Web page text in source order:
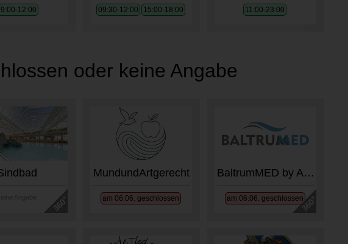
12:00 09:30-12:00 15:00-18:00 11:00-23:00
oder keine Angabe
MundundArtgerecht
am 06.06. geschlossen
BaltrumMED by APELOS
am 06.06. geschlossen